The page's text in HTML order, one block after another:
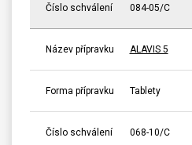
Číslo schválení 084-05/C
Název přípravku ALAVIS 5
Forma přípravku Tablety
Číslo schválení 068-10/C